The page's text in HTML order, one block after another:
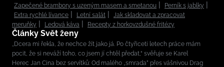
Zapečené brambory s uzeným masem a smetanou
Perník s jablky
Extra rychlé lívance
Letní salát
Jak skladovat a zpracovat
meruňky
Ledová káva Recepty z horkovzdušné fritézy
Články Svět ženy
„Dcera mi řekla, že nechce žít jako já. Po čtyřiceti letech práce mám
pocit, že si neváží toho, co jsem jí chtěl předat,“ svěřuje se Karel
Herec Jan Cina bez servítků: Od malého „smrada” přes vášnivou Drag